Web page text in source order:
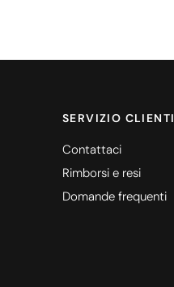
SERVIZIO CLIENTI
Contattaci
Rimborsi e resi
Domande frequenti